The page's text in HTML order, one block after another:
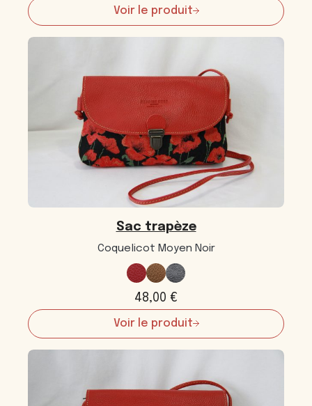
Voir le produit
:
Sac
trapèze
Sac trapèze
Coquelicot Moyen Noir
48,00 €
Voir le produit
:
Sac
trapèze